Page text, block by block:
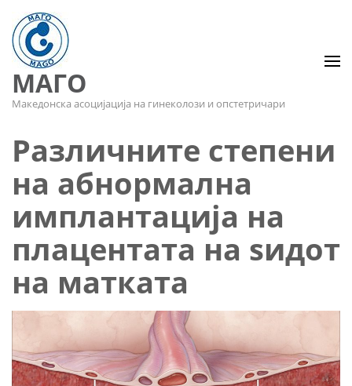
МАГО
Македонска асоцијација на гинеколози и опстетричари
Различните степени
на абнормална
имплантација на
плацентата на ѕидот
на матката